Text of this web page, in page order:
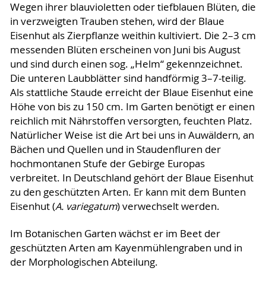
Wegen ihrer blauvioletten oder tiefblauen Blüten, die
in verzweigten Trauben stehen, wird der Blaue
Eisenhut als Zierpflanze weithin kultiviert. Die 2–3 cm
messenden Blüten erscheinen von Juni bis August
und sind durch einen sog. „Helm“ gekennzeichnet.
Die unteren Laubblätter sind handförmig 3–7-teilig.
Als stattliche Staude erreicht der Blaue Eisenhut eine
Höhe von bis zu 150 cm. Im Garten benötigt er einen
reichlich mit Nährstoffen versorgten, feuchten Platz.
Natürlicher Weise ist die Art bei uns in Auwäldern, an
Bächen und Quellen und in Staudenfluren der
hochmontanen Stufe der Gebirge Europas
verbreitet. In Deutschland gehört der Blaue Eisenhut
zu den geschützten Arten. Er kann mit dem Bunten
Eisenhut (A. variegatum) verwechselt werden.
Im Botanischen Garten wächst er im Beet der
geschützten Arten am Kayenmühlengraben und in
der Morphologischen Abteilung.